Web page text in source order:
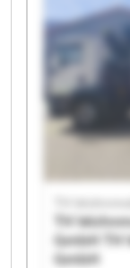
GmbH TH
GmbH TH
GmbH
TH
TH
GmbH
GmbH